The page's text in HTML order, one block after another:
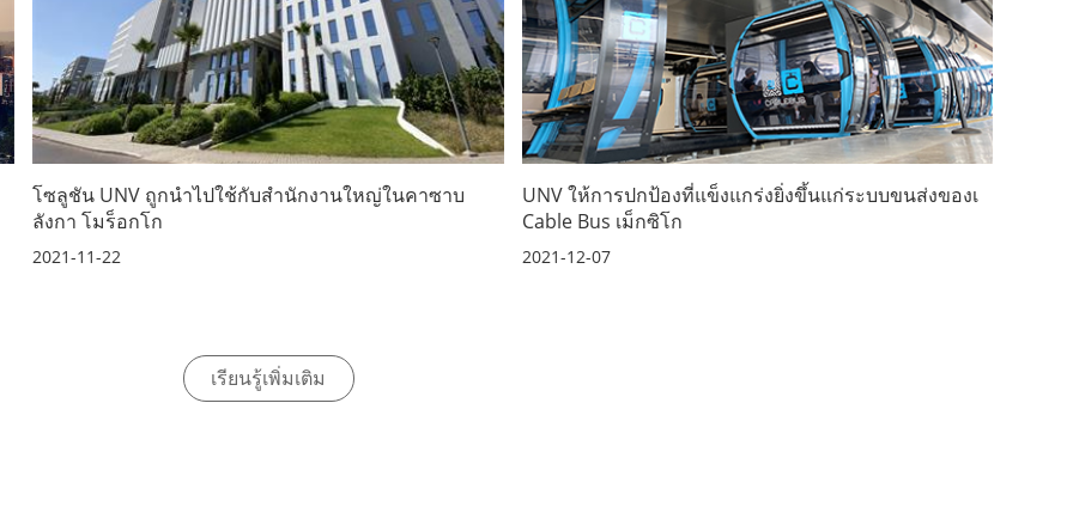
โซลูชัน UNV ถูกนำไปใช้กับสำนักงานใหญ่ในคาซาบ
ลังกา โมร็อกโก
2021-11-22
UNV ให้การปกป้องที่แข็งแกร่งยิ่งขึ้นแก่ระบบขนส่งของเ
Cable Bus เม็กซิโก
2021-12-07
เรียนรู้เพิ่มเติม